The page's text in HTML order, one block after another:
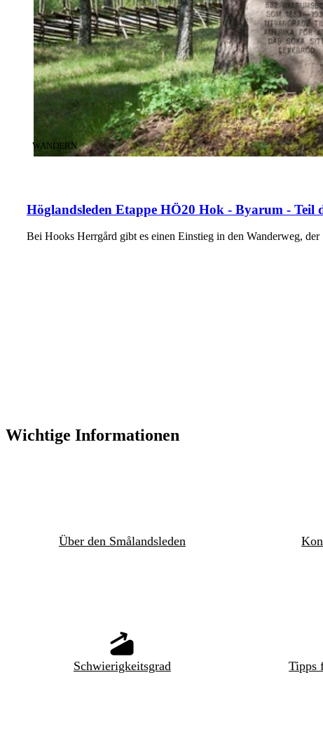
Höglandsleden Etappe HÖ20 Hok - Byarum - Teil
KATEGORIE:
WANDERN
Bei Hooks Herrgård gibt es einen Einstieg in den Wanderweg,
Wichtige Informationen
Über den Smålandsleden
Schwierigkeitsgrad Tipps